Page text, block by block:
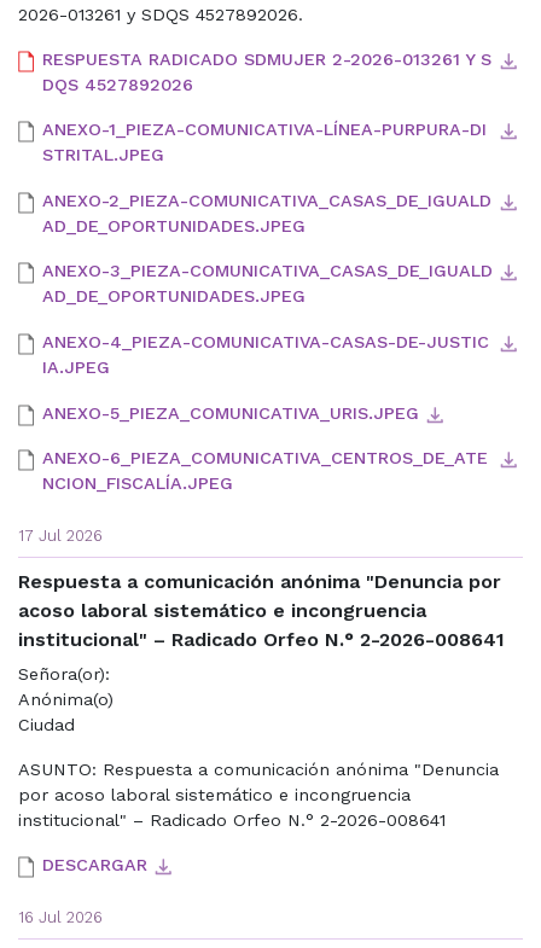
2026-013261 y SDQS 4527892026.
RESPUESTA RADICADO SDMUJER 2-2026-013261 Y S
DQS 4527892026
ANEXO-1_PIEZA-COMUNICATIVA-LÍNEA-PURPURA-DI
STRITAL.JPEG
ANEXO-2_PIEZA-COMUNICATIVA_CASAS_DE_IGUALD
AD_DE_OPORTUNIDADES.JPEG
ANEXO-3_PIEZA-COMUNICATIVA_CASAS_DE_IGUALD
AD_DE_OPORTUNIDADES.JPEG
ANEXO-4_PIEZA-COMUNICATIVA-CASAS-DE-JUSTIC
IA.JPEG
ANEXO-5_PIEZA_COMUNICATIVA_URIS.JPEG
ANEXO-6_PIEZA_COMUNICATIVA_CENTROS_DE_ATE
NCION_FISCALÍA.JPEG
17 Jul 2026
Respuesta a comunicación anónima "Denuncia por
acoso laboral sistemático e incongruencia
institucional" – Radicado Orfeo N.° 2-2026-008641
Señora(or):
Anónima(o)
Ciudad
ASUNTO: Respuesta a comunicación anónima "Denuncia
por acoso laboral sistemático e incongruencia
institucional" – Radicado Orfeo N.° 2-2026-008641
DESCARGAR
16 Jul 2026